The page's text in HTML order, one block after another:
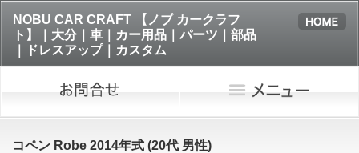
NOBU CAR CRAFT 【ノブ カークラフ
ト】｜大分｜車｜カー用品｜パーツ｜部品
｜ドレスアップ｜カスタム
コペン Robe 2014年式 (20代 男性)